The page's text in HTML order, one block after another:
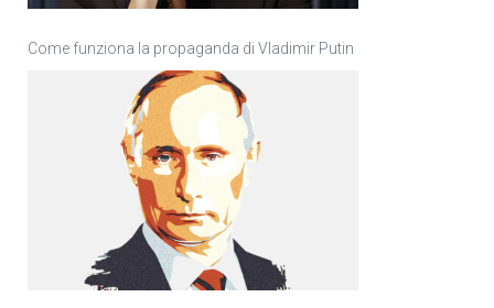
Come funziona la propaganda di Vladimir Putin